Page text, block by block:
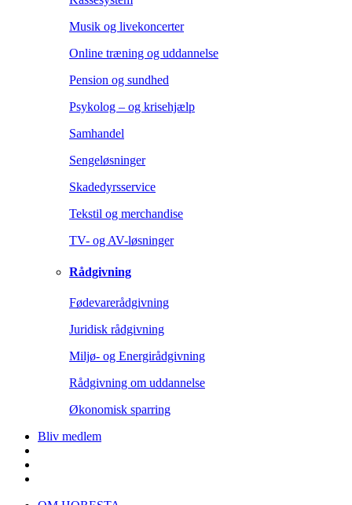
Musik og livekoncerter
Online træning og uddannelse
Pension og sundhed
Psykolog – og krisehjælp
Samhandel
Sengeløsninger
Skadedyrsservice
Tekstil og merchandise
TV- og AV-løsninger
Rådgivning
Fødevarerådgivning
Juridisk rådgivning
Miljø- og Energirådgivning
Rådgivning om uddannelse
Økonomisk sparring
Bliv medlem